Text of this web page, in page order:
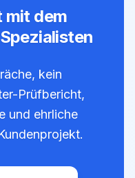
mit dem
kein
Prüfbericht,
und ehrliche